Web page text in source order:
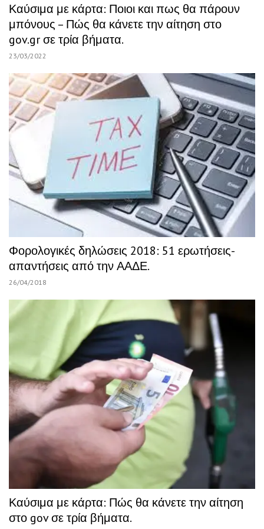
Καύσιμα με κάρτα: Ποιοι και πως θα πάρουν
μπόνους – Πώς θα κάνετε την αίτηση στο
gov.gr σε τρία βήματα.
23/03/2022
Φορολογικές δηλώσεις 2018: 51 ερωτήσεις-
απαντήσεις από την ΑΑΔΕ.
26/04/2018
Καύσιμα με κάρτα: Πώς θα κάνετε την αίτηση
στο gov σε τρία βήματα.